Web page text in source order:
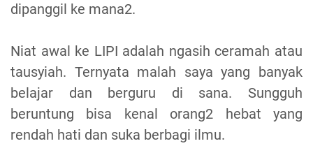
dipanggil ke mana2.
Niat awal ke LIPI adalah ngasih ceramah atau
tausyiah. Ternyata malah saya yang banyak
belajar dan berguru di sana. Sungguh
beruntung bisa kenal orang2 hebat yang
rendah hati dan suka berbagi ilmu.